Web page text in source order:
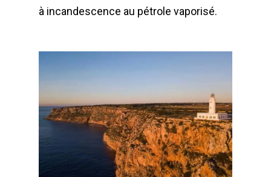
à incandescence au pétrole vaporisé.